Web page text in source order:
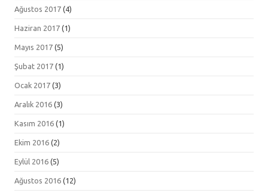
Ağustos 2017 (4)
Haziran 2017 (1)
Mayıs 2017 (5)
Şubat 2017 (1)
Ocak 2017 (3)
Aralık 2016 (3)
Kasım 2016 (1)
Ekim 2016 (2)
Eylül 2016 (5)
Ağustos 2016 (12)